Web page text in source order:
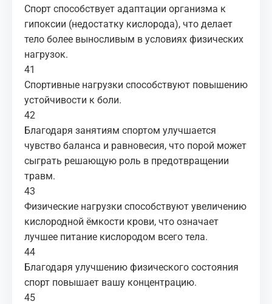
Спорт способствует адаптации организма к
гипоксии (недостатку кислорода), что делает
тело более выносливым в условиях физических
нагрузок.
41
Спортивные нагрузки способствуют повышению
устойчивости к боли.
42
Благодаря занятиям спортом улучшается
чувство баланса и равновесия, что порой может
сыграть решающую роль в предотвращении
травм.
43
Физические нагрузки способствуют увеличению
кислородной ёмкости крови, что означает
лучшее питание кислородом всего тела.
44
Благодаря улучшению физического состояния
спорт повышает вашу концентрацию.
45